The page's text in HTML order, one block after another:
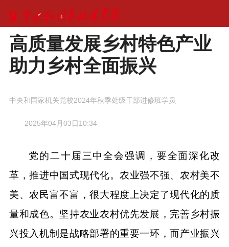
高质量发展乡村特色产业
助力乡村全面振兴
中央和国家机关党校2024年秋季处级干部进修班学员
2025年04月03日10:34
党的二十届三中全会强调，要全面深化改
革，推进中国式现代化。农业强不强、农村美不
美、农民富不富，很大程度上决定了现代化的质
量和成色。坚持农业农村优先发展，完善乡村振
兴投入机制是战略部署的重要一环，而产业振兴